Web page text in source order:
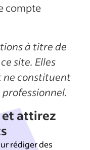
compte
à titre de
site. Elles
ne constituent
et attirez
rédiger des